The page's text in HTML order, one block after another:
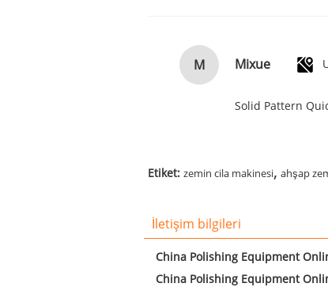
M Mixue
Solid Pattern
Etiket: zemin cila makinesi, ahşap
İletişim bilgileri
China Polishing Equipment
China Polishing Equipment